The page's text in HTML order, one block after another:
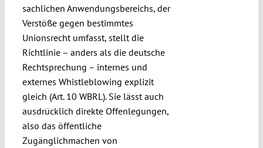
sachlichen Anwendungsbereichs, der
Verstöße gegen bestimmtes
Unionsrecht umfasst, stellt die
Richtlinie – anders als die deutsche
Rechtsprechung – internes und
externes Whistleblowing explizit
gleich (Art. 10 WBRL). Sie lässt auch
ausdrücklich direkte Offenlegungen,
also das öffentliche
Zugänglichmachen von